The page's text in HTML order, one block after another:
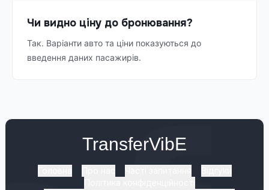
Чи видно ціну до бронювання?
Так. Варіанти авто та ціни показуються до
введення даних пасажирів.
TransferVibE